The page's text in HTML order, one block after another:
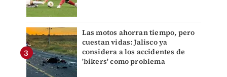
Las motos ahorran tiempo, pero
cuestan vidas: Jalisco ya
considera a los accidentes de
'bikers' como problema